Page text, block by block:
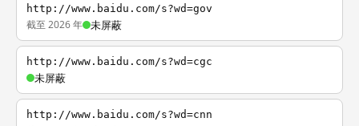
http://www.baidu.com/s?wd=gov
截至 2026 年 未屏蔽
http://www.baidu.com/s?wd=cgc
未屏蔽
http://www.baidu.com/s?wd=cnn